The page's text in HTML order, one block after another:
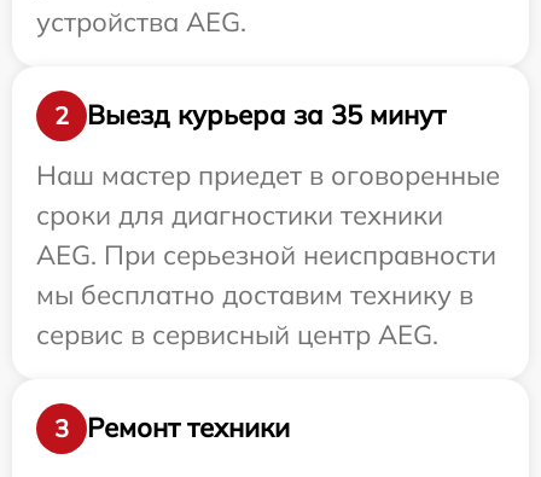
устройства AEG.
2
Выезд курьера за 35 минут
Наш мастер приедет в оговоренные
сроки для диагностики техники
AEG. При серьезной неисправности
мы бесплатно доставим технику в
сервис в сервисный центр AEG.
3
Ремонт техники